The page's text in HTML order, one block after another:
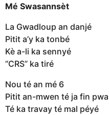
Mé Swasannsèt
La Gwadloup an danjé
Pitit a’y ka tonbé
Kè a-li ka sennyé
“CRS” ka tiré
Nou té an mé 6
Pitit an-mwen té ja fin
Té ka travay té mal péyé